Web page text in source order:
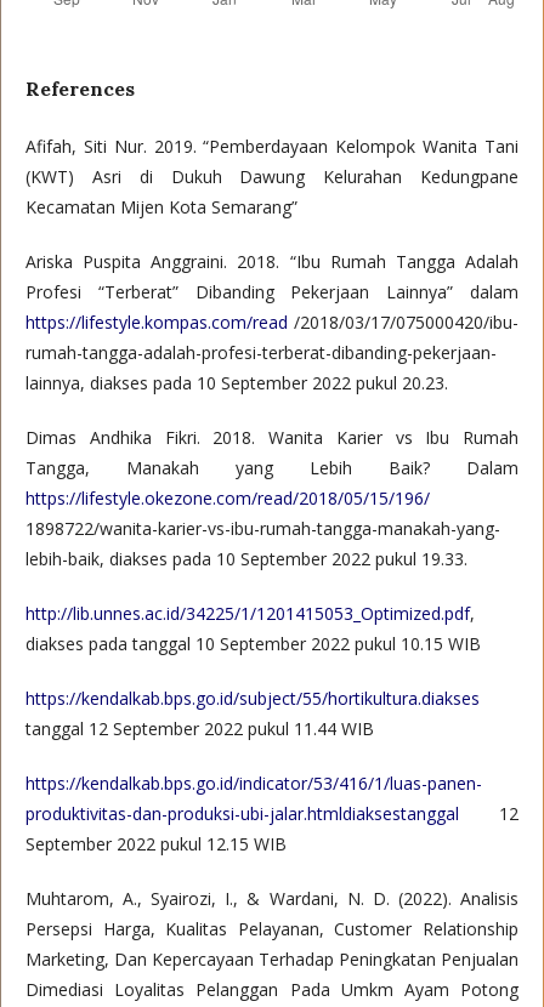
References
Afifah, Siti Nur. 2019. “Pemberdayaan Kelompok Wanita Tani
(KWT) Asri di Dukuh Dawung Kelurahan Kedungpane
Kecamatan Mijen Kota Semarang”
Ariska Puspita Anggraini. 2018. “Ibu Rumah Tangga Adalah
Profesi “Terberat” Dibanding Pekerjaan Lainnya” dalam
https://lifestyle.kompas.com/read /2018/03/17/075000420/ibu-
rumah-tangga-adalah-profesi-terberat-dibanding-pekerjaan-
lainnya, diakses pada 10 September 2022 pukul 20.23.
Dimas Andhika Fikri. 2018. Wanita Karier vs Ibu Rumah
Tangga, Manakah yang Lebih Baik? Dalam
https://lifestyle.okezone.com/read/2018/05/15/196/
1898722/wanita-karier-vs-ibu-rumah-tangga-manakah-yang-
lebih-baik, diakses pada 10 September 2022 pukul 19.33.
http://lib.unnes.ac.id/34225/1/1201415053_Optimized.pdf,
diakses pada tanggal 10 September 2022 pukul 10.15 WIB
https://kendalkab.bps.go.id/subject/55/hortikultura.diakses
tanggal 12 September 2022 pukul 11.44 WIB
https://kendalkab.bps.go.id/indicator/53/416/1/luas-panen-
produktivitas-dan-produksi-ubi-jalar.htmldiaksestanggal 12
September 2022 pukul 12.15 WIB
Muhtarom, A., Syairozi, I., & Wardani, N. D. (2022). Analisis
Persepsi Harga, Kualitas Pelayanan, Customer Relationship
Marketing, Dan Kepercayaan Terhadap Peningkatan Penjualan
Dimediasi Loyalitas Pelanggan Pada Umkm Ayam Potong